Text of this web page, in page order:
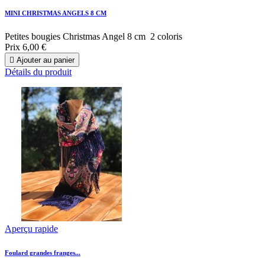
MINI CHRISTMAS ANGELS 8 CM
Petites bougies Christmas Angel 8 cm 2 coloris
Prix 6,00 €
 Ajouter au panier
Détails du produit
Aperçu rapide
Foulard grandes franges...